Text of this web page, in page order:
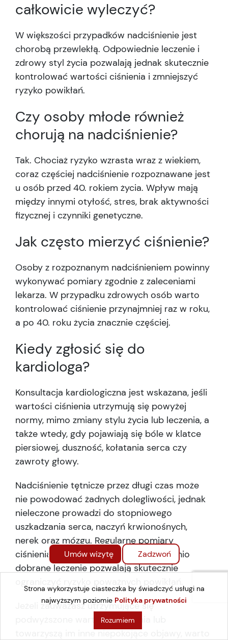
Strona wykorzystuje ciasteczka by świadczyć usługi na
najwyższym poziomie Polityka prywatności
Rozumiem
całkowicie wyleczyć?
W większości przypadków nadciśnienie jest
chorobą przewlekłą. Odpowiednie leczenie i
zdrowy styl życia pozwalają jednak skutecznie
kontrolować wartości ciśnienia i zmniejszyć
ryzyko powikłań.
Czy osoby młode również
chorują na nadciśnienie?
Tak. Chociaż ryzyko wzrasta wraz z wiekiem,
coraz częściej nadciśnienie rozpoznawane jest
u osób przed 40. rokiem życia. Wpływ mają
między innymi otyłość, stres, brak aktywności
fizycznej i czynniki genetyczne.
Jak często mierzyć ciśnienie?
Osoby z rozpoznanym nadciśnieniem powinny
wykonywać pomiary zgodnie z zaleceniami
lekarza. W przypadku zdrowych osób warto
kontrolować ciśnienie przynajmniej raz w roku,
a po 40. roku życia znacznie częściej.
Kiedy zgłosić się do
kardiologa?
Konsultacja kardiologiczna jest wskazana, jeśli
wartości ciśnienia utrzymują się powyżej
normy, mimo zmiany stylu życia lub leczenia, a
także wtedy, gdy pojawiają się bóle w klatce
piersiowej, duszność, kołatania serca czy
zawroty głowy.
Nadciśnienie tętnicze przez długi czas może
nie powodować żadnych dolegliwości, jednak
nieleczone prowadzi do stopniowego
uszkadzania serca, naczyń krwionośnych,
nerek oraz mózgu. Regularne pomiary
ciśnienia, zdrowy styl życia i odpowiednio
dobrane leczenie pozwalają skutecznie
Jeżeli zauważasz utrzymujące się
podwyższone wartości ciśnienia lub
towarzyszą im inne niepokojące objawy, warto
Umów wizytę Zadzwoń